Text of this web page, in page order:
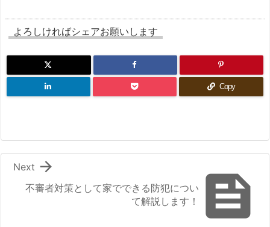
よろしければシェアお願いします
Copy

不審者対策として家でできる防犯につい
て解説します！

Next